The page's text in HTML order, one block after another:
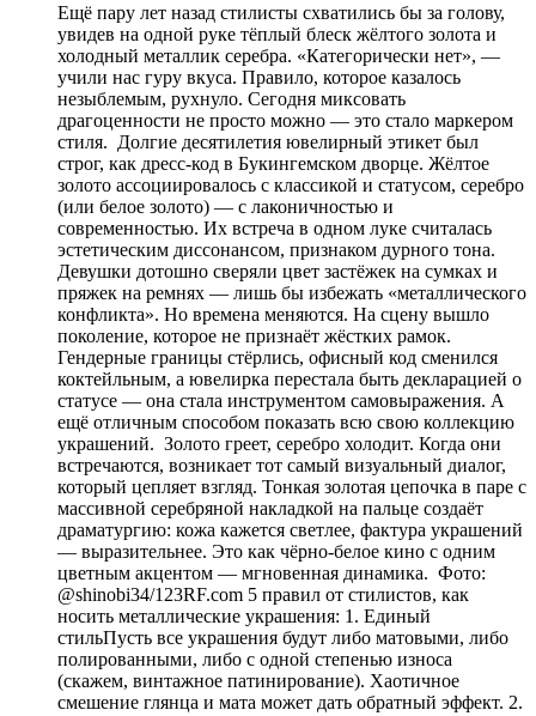
Ещё пару лет назад стилисты схватились бы за голову,
увидев на одной руке тёплый блеск жёлтого золота и
холодный металлик серебра. «Категорически нет», —
учили нас гуру вкуса. Правило, которое казалось
незыблемым, рухнуло. Сегодня миксовать
драгоценности не просто можно — это стало маркером
стиля. Долгие десятилетия ювелирный этикет был
строг, как дресс-код в Букингемском дворце. Жёлтое
золото ассоциировалось с классикой и статусом, серебро
(или белое золото) — с лаконичностью и
современностью. Их встреча в одном луке считалась
эстетическим диссонансом, признаком дурного тона.
Девушки дотошно сверяли цвет застёжек на сумках и
пряжек на ремнях — лишь бы избежать «металлического
конфликта». Но времена меняются. На сцену вышло
поколение, которое не признаёт жёстких рамок.
Гендерные границы стёрлись, офисный код сменился
коктейльным, а ювелирка перестала быть декларацией о
статусе — она стала инструментом самовыражения. А
ещё отличным способом показать всю свою коллекцию
украшений. Золото греет, серебро холодит. Когда они
встречаются, возникает тот самый визуальный диалог,
который цепляет взгляд. Тонкая золотая цепочка в паре с
массивной серебряной накладкой на пальце создаёт
драматургию: кожа кажется светлее, фактура украшений
— выразительнее. Это как чёрно-белое кино с одним
цветным акцентом — мгновенная динамика. Фото:
@shinobi34/123RF.com 5 правил от стилистов, как
носить металлические украшения: 1. Единый
стильПусть все украшения будут либо матовыми, либо
полированными, либо с одной степенью износа
(скажем, винтажное патинирование). Хаотичное
смешение глянца и мата может дать обратный эффект. 2.